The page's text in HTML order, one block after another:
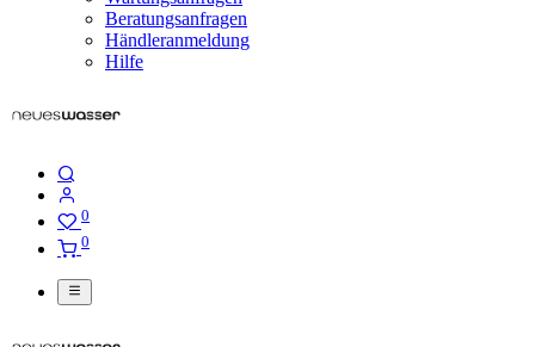
Beratungsanfragen
Händleranmeldung
Hilfe
0
0